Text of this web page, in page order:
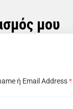
μου
ή Email Address*